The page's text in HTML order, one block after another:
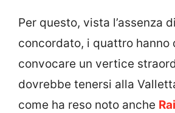
Per questo, vista l’assenza
concordato, i quattro hanno
convocare un vertice
dovrebbe tenersi alla
come ha reso noto anche